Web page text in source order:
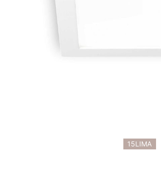
15LIMA